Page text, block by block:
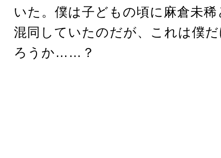
いた。僕は子どもの頃に麻倉未
混同していたのだが、これは僕
ろうか……？